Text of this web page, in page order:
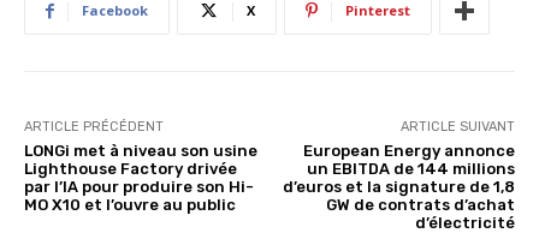
Facebook X Pinterest
ARTICLE PRÉCÉDENT
LONGi met à niveau son usine
Lighthouse Factory drivée
par l’IA pour produire son Hi-
MO X10 et l’ouvre au public
ARTICLE SUIVANT
European Energy annonce
un EBITDA de 144 millions
d’euros et la signature de 1,8
GW de contrats d’achat
d’électricité